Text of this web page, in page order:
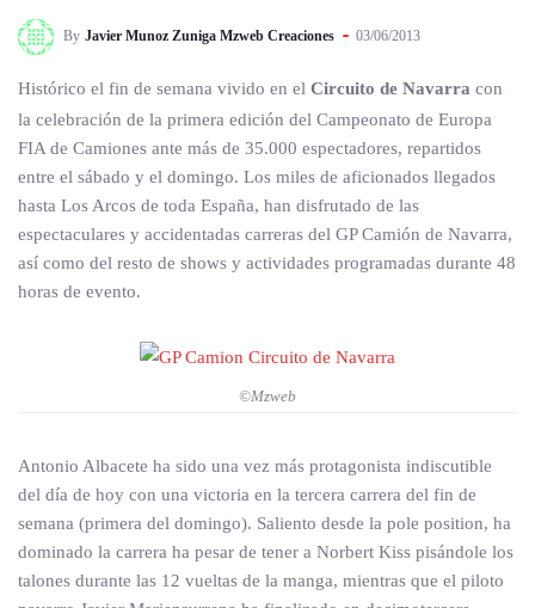
By Javier Munoz Zuniga Mzweb Creaciones 03/06/2013
Histórico el fin de semana vivido en el Circuito de Navarra con
la celebración de la primera edición del Campeonato de Europa
FIA de Camiones ante más de 35.000 espectadores, repartidos
entre el sábado y el domingo. Los miles de aficionados llegados
hasta Los Arcos de toda España, han disfrutado de las
espectaculares y accidentadas carreras del GP Camión de Navarra,
así como del resto de shows y actividades programadas durante 48
horas de evento.
©Mzweb
Antonio Albacete ha sido una vez más protagonista indiscutible
del día de hoy con una victoria en la tercera carrera del fin de
semana (primera del domingo). Saliento desde la pole position, ha
dominado la carrera ha pesar de tener a Norbert Kiss pisándole los
talones durante las 12 vueltas de la manga, mientras que el piloto